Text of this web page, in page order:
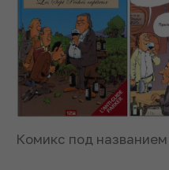
Комикс под